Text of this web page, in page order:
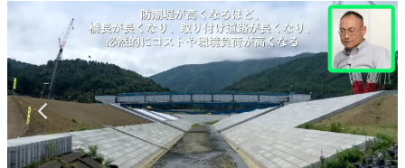
具体的な形から解き明かしていく、硬派で骨太な評論連載
です。
ゲームが変えた日本語
「経験値」「裏技」「ラスボス」… ゲームにまつわる言葉
の起源や用法の変遷を、コンピューター文化史研究家・タ
イニーP氏が徹底調査。
カテゴリ